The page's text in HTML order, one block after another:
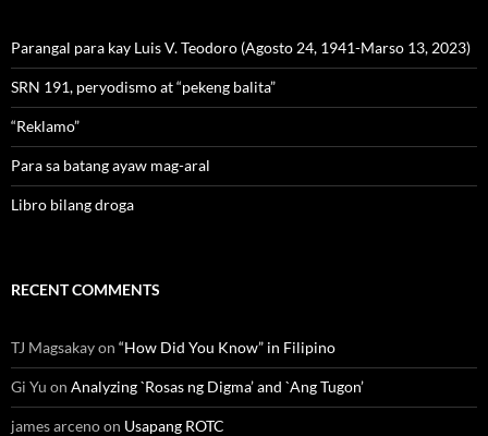
Parangal para kay Luis V. Teodoro (Agosto 24, 1941-Marso 13, 2023)
SRN 191, peryodismo at “pekeng balita”
“Reklamo”
Para sa batang ayaw mag-aral
Libro bilang droga
RECENT COMMENTS
TJ Magsakayon “How Did You Know” in Filipino
Gi Yu on Analyzing `Rosas ng Digma’ and `Ang Tugon’
james arcenoon Usapang ROTC